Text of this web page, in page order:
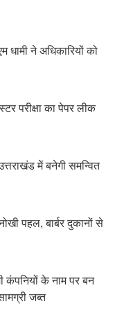
ने अधिकारियों को
परीक्षा का पेपर लीक
में बनेगी समन्वित
पहल, बार्बर दुकानों से
कंपनियों के नाम पर बन
जब्त